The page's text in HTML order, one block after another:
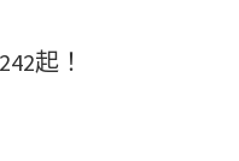
起！